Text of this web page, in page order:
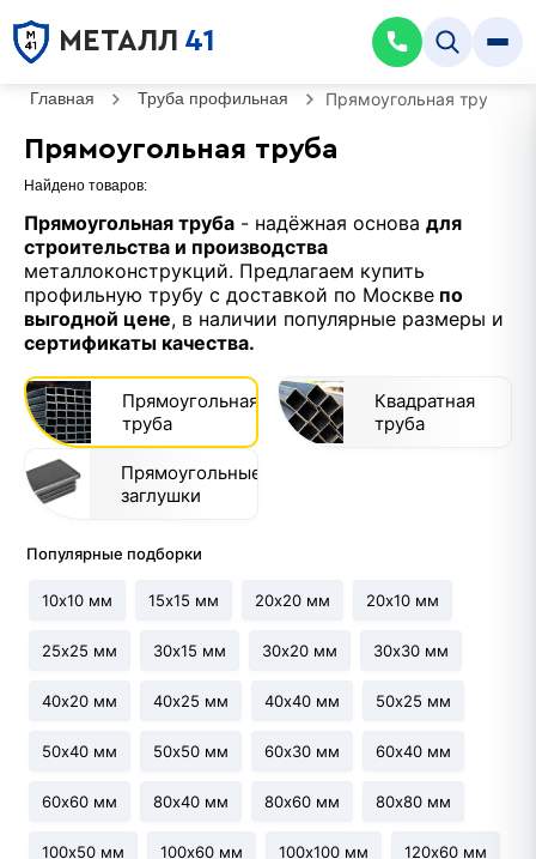
МЕТАЛЛ 41
Главная Труба профильная Прямоугольная труба
Прямоугольная труба
Найдено товаров:
Прямоугольная труба - надёжная основадля
строительства и производства
металлоконструкций. Предлагаем купить
профильную трубу с доставкой по Москве по
выгодной цене, в наличии популярные размеры и
сертификаты качества.
Прямоугольная
труба
Квадратная
труба
Прямоугольные
заглушки
Популярные подборки
10х10 мм 15х15 мм 20х20 мм 20х10 мм
25х25 мм 30х15 мм 30х20 мм 30х30 мм
40х20 мм 40х25 мм 40х40 мм 50х25 мм
50х40 мм 50х50 мм 60х30 мм 60х40 мм
60х60 мм 80х40 мм 80х60 мм 80х80 мм
100х50 мм 100х60 мм 100х100 мм 120х60 мм